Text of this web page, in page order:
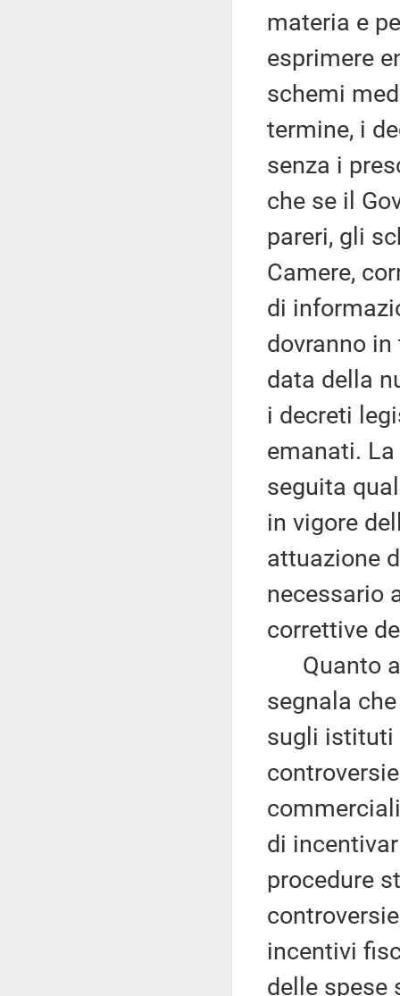
materia e
esprimere
schemi
termine, i
senza i
che se il
pareri, gli
Camere,
di
dovranno
data della
i decreti
emanati.
seguita
in vigore
attuazione
necessario
correttive
Quanto ai
segnala
sugli istituti
di
procedure
incentivi
delle spese